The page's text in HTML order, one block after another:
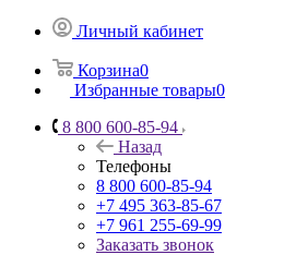
Личный кабинет
Корзина0
Избранные товары0
8 800 600-85-94
Назад
Телефоны
8 800 600-85-94
+7 495 363-85-67
+7 961 255-69-99
Заказать звонок